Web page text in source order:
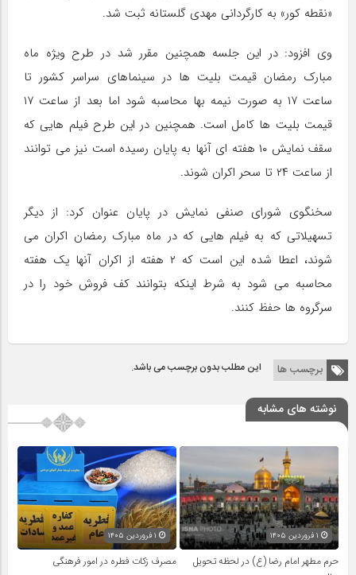
«نقطه کور» به کارگردانی مهدی گلستانه ثبت شد.
وی افزود: در این جلسه همچنین مقرر شد در طرح ویژه ماه
مبارک رمضان قیمت بلیت ها در سینماهای سراسر کشور تا
ساعت ۱۷ به صورت نیمه بها محاسبه شود اما بعد از ساعت ۱۷
قیمت بلیت ها کامل است. همچنین در این طرح فیلم هایی که
سقف نمایش ۱۰ هفته ای آنها به پایان رسیده است نیز می توانند
از ساعت ۲۴ تا سحر اکران شوند.
سخنگوی شورای صنفی نمایش در پایان عنوان کرد: از دیگر
تسهیلاتی که به فیلم هایی که در ماه مبارک رمضان اکران می
شوند، اعطا شده این است که ۲ هفته از اکران آنها یک هفته
محاسبه می شود به شرط اینکه بتوانند کف فروش خود را در
سرگروه ها حفظ کنند.
برچسب ها این مطلب بدون برچسب می باشد.
نوشته های مشابه
حرم مطهر امام رضا (ع) در لحظه تحویل
مصرف زکات فطره در امور فرهنگی